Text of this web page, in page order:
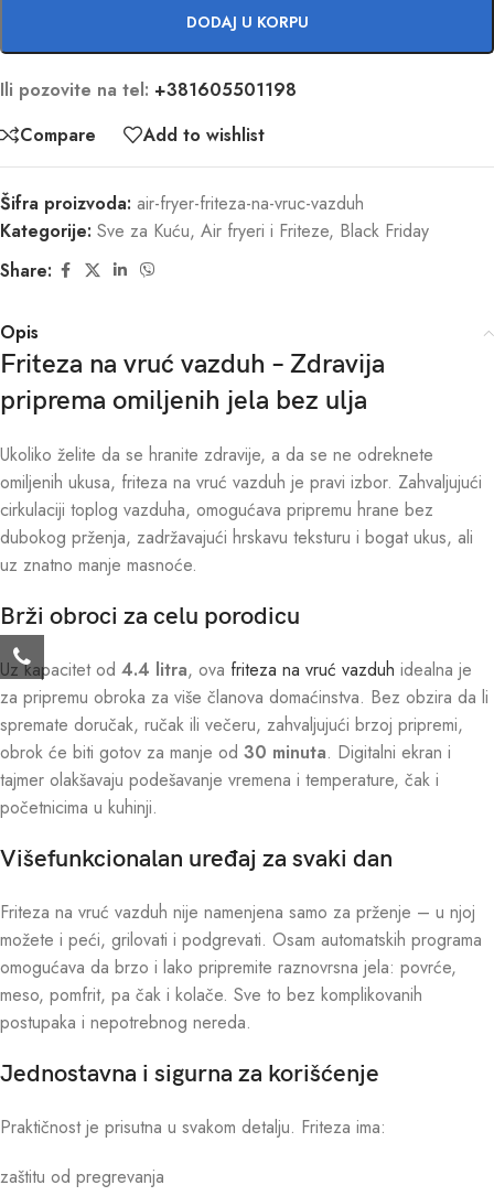
DODAJ U KORPU
Ili pozovite na tel: +381605501198
Compare
Add to wishlist
Šifra proizvoda: air-fryer-friteza-na-vruc-vazduh
Kategorije: Sve za Kuću, Air fryeri i Friteze, Black Friday
Share:
Opis
Friteza na vruć vazduh – Zdravija
priprema omiljenih jela bez ulja
Ukoliko želite da se hranite zdravije, a da se ne odreknete
omiljenih ukusa, friteza na vruć vazduh je pravi izbor. Zahvaljujući
cirkulaciji toplog vazduha, omogućava pripremu hrane bez
dubokog prženja, zadržavajući hrskavu teksturu i bogat ukus, ali
uz znatno manje masnoće.
Brži obroci za celu porodicu
Uz kapacitet od 4.4 litra, ova friteza na vruć vazduh idealna je
za pripremu obroka za više članova domaćinstva. Bez obzira da li
spremate doručak, ručak ili večeru, zahvaljujući brzoj pripremi,
obrok će biti gotov za manje od 30 minuta. Digitalni ekran i
tajmer olakšavaju podešavanje vremena i temperature, čak i
početnicima u kuhinji.
Višefunkcionalan uređaj za svaki dan
Friteza na vruć vazduh nije namenjena samo za prženje – u njoj
možete i peći, grilovati i podgrevati. Osam automatskih programa
omogućava da brzo i lako pripremite raznovrsna jela: povrće,
meso, pomfrit, pa čak i kolače. Sve to bez komplikovanih
postupaka i nepotrebnog nereda.
Jednostavna i sigurna za korišćenje
Praktičnost je prisutna u svakom detalju. Friteza ima:
zaštitu od pregrevanja